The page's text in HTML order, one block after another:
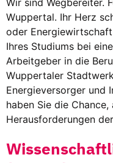
Wuppertal. Ihr Herz
oder
Ihres Studiums bei
Arbeitgeber in die
Wuppertaler
Energieversorger und
haben Sie die
Herausforderungen